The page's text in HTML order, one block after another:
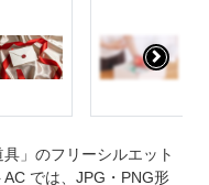
」のフリーシルエット
では、JPG・PNG形